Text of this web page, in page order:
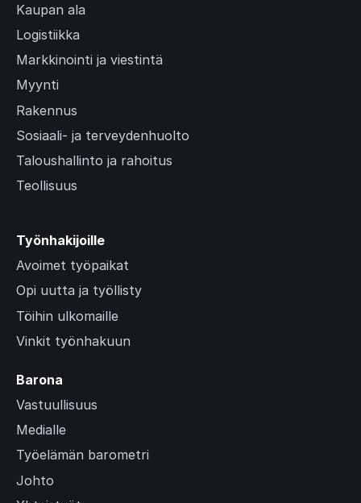
Kaupan ala
Logistiikka
Markkinointi ja viestintä
Myynti
Rakennus
Sosiaali- ja terveydenhuolto
Taloushallinto ja rahoitus
Teollisuus
Työnhakijoille
Avoimet työpaikat
Opi uutta ja työllisty
Töihin ulkomaille
Vinkit työnhakuun
Barona
Vastuullisuus
Medialle
Työelämän barometri
Johto